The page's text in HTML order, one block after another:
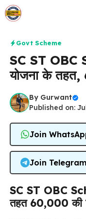
Skip
to
Govt Scheme
SC ST
योजना के तहत,
By Gurwant
Published on:
Join
Join Telegram
SC ST OBC
तहत ₹60,000 की